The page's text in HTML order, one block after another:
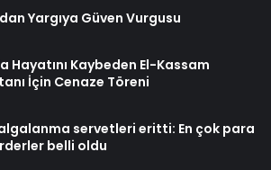
Yargıya Güven Vurgusu
Hayatını Kaybeden El-Kassam
İçin Cenaze Töreni
servetleri eritti: En çok para
belli oldu